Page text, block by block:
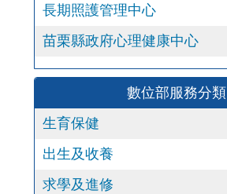
長期照護管理中心
苗栗縣政府心理健康中心
數位部服務分類
生育保健
出生及收養
求學及進修